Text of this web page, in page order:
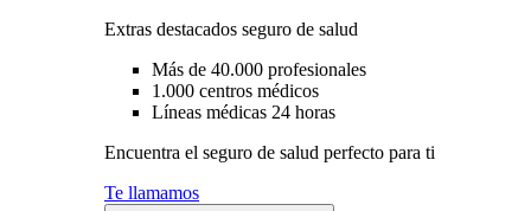
Extras destacados seguro de salud
Más de 40.000 profesionales
1.000 centros médicos
Líneas médicas 24 horas
Encuentra el seguro de salud perfecto para ti
Te llamamos